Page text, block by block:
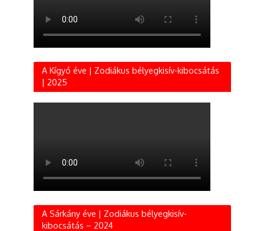
A Kígyó éve | Zodiákus bélyegkisív-kibocsátás
| 2025
A Sárkány éve | Zodiákus bélyegkisív-
kibocsátás – 2024